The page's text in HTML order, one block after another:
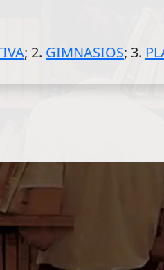
; 2. GIMNASIOS; 3.